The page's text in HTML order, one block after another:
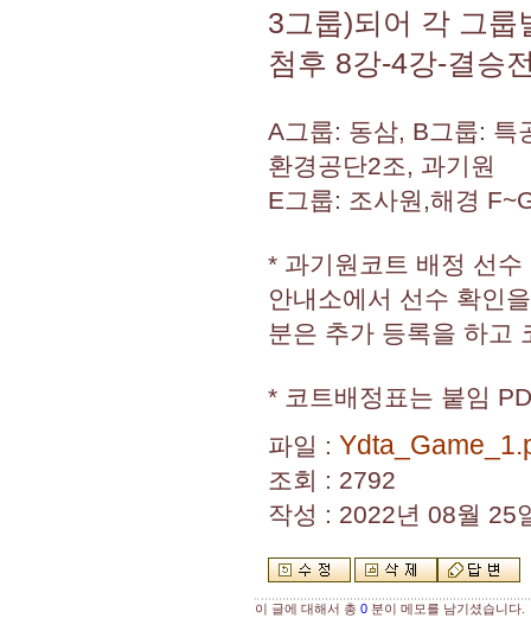
3그룹)되어 각 그룹
첨후 8강-4강-결승
A그룹: 동삼, B그룹: 특
환경공단2조, 과기원
E그룹: 조사원,해경
* 과기원코트 배정 선
안내소에서 선수 확인
분은 추가 등록을 하고
* 코트배정표는 붙임
파일 :
조회 : 2792
작성 : 2022년 08월 25
이 글에 대해서 총 0 분이 메모를 남기셨습니다.